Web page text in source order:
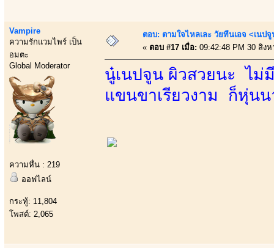
Vampire
ความรักแวมไพร์ เป็น
อมตะ
Global Moderator
ความหื่น : 219
ออฟไลน์
กระทู้: 11,804
โพสต์: 2,065
ตอบ: ตามใจไหลเละ วัยทีนเอจ <เนป
« ตอบ #17 เมื่อ: 09:42:48 PM 30 สิง
นู๋เนปจูน ผิวสวยนะ ไม่
แขนขาเรียวงาม ก็หุ่นน